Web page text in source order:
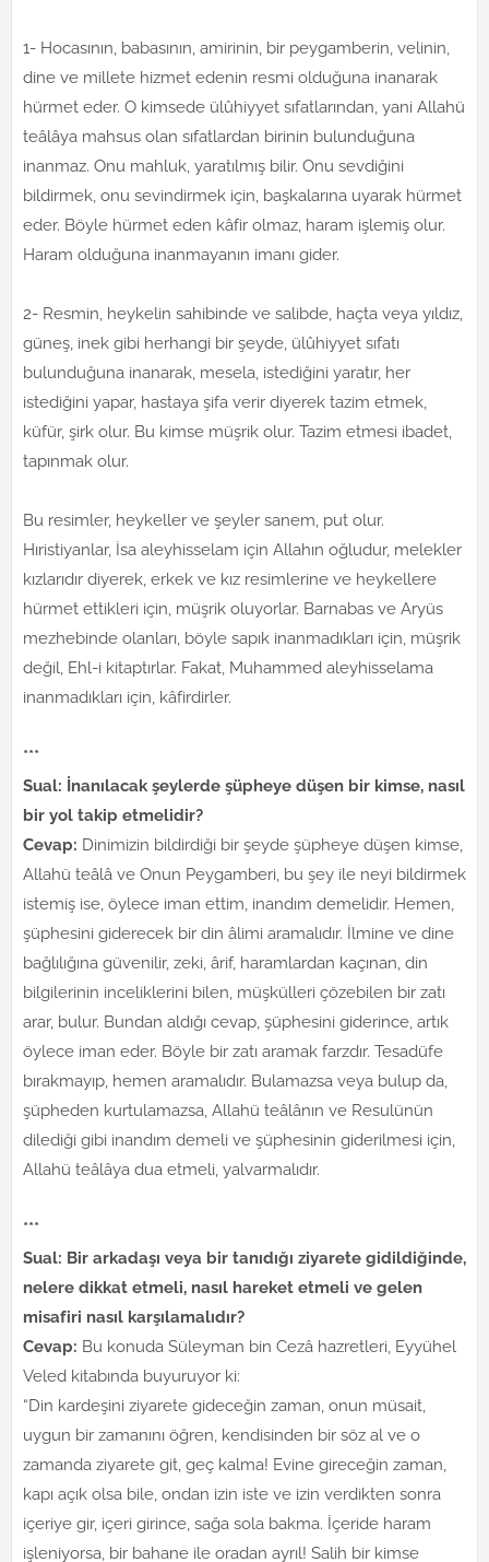
1- Hocasının, babasının, amirinin, bir peygamberin, velinin,
dine ve millete hizmet edenin resmi olduğuna inanarak
hürmet eder. O kimsede ülûhiyyet sıfatlarından, yani Allahü
teâlâya mahsus olan sıfatlardan birinin bulunduğuna
inanmaz. Onu mahluk, yaratılmış bilir. Onu sevdiğini
bildirmek, onu sevindirmek için, başkalarına uyarak hürmet
eder. Böyle hürmet eden kâfir olmaz, haram işlemiş olur.
Haram olduğuna inanmayanın imanı gider.
2- Resmin, heykelin sahibinde ve salibde, haçta veya yıldız,
güneş, inek gibi herhangi bir şeyde, ülûhiyyet sıfatı
bulunduğuna inanarak, mesela, istediğini yaratır, her
istediğini yapar, hastaya şifa verir diyerek tazim etmek,
küfür, şirk olur. Bu kimse müşrik olur. Tazim etmesi ibadet,
tapınmak olur.
Bu resimler, heykeller ve şeyler sanem, put olur.
Hıristiyanlar, İsa aleyhisselam için Allahın oğludur, melekler
kızlarıdır diyerek, erkek ve kız resimlerine ve heykellere
hürmet ettikleri için, müşrik oluyorlar. Barnabas ve Aryüs
mezhebinde olanları, böyle sapık inanmadıkları için, müşrik
değil, Ehl-i kitaptırlar. Fakat, Muhammed aleyhisselama
inanmadıkları için, kâfirdirler.
***
Sual: İnanılacak şeylerde şüpheye düşen bir kimse, nasıl
bir yol takip etmelidir?
Cevap: Dinimizin bildirdiği bir şeyde şüpheye düşen kimse,
Allahü teâlâ ve Onun Peygamberi, bu şey ile neyi bildirmek
istemiş ise, öylece iman ettim, inandım demelidir. Hemen,
şüphesini giderecek bir din âlimi aramalıdır. İlmine ve dine
bağlılığına güvenilir, zeki, ârif, haramlardan kaçınan, din
bilgilerinin inceliklerini bilen, müşkülleri çözebilen bir zatı
arar, bulur. Bundan aldığı cevap, şüphesini giderince, artık
öylece iman eder. Böyle bir zatı aramak farzdır. Tesadüfe
bırakmayıp, hemen aramalıdır. Bulamazsa veya bulup da,
şüpheden kurtulamazsa, Allahü teâlânın ve Resulünün
dilediği gibi inandım demeli ve şüphesinin giderilmesi için,
Allahü teâlâya dua etmeli, yalvarmalıdır.
***
Sual: Bir arkadaşı veya bir tanıdığı ziyarete gidildiğinde,
nelere dikkat etmeli, nasıl hareket etmeli ve gelen
misafiri nasıl karşılamalıdır?
Cevap: Bu konuda Süleyman bin Cezâ hazretleri, Eyyühel
Veled kitabında buyuruyor ki:
“Din kardeşini ziyarete gideceğin zaman, onun müsait,
uygun bir zamanını öğren, kendisinden bir söz al ve o
zamanda ziyarete git, geç kalma! Evine gireceğin zaman,
kapı açık olsa bile, ondan izin iste ve izin verdikten sonra
içeriye gir, içeri girince, sağa sola bakma. İçeride haram
işleniyorsa, bir bahane ile oradan ayrıl! Salih bir kimse